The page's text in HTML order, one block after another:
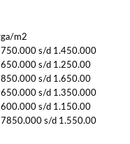
m2
750.000 s/d 1.450.000
650.000 s/d 1.250.00
850.000 s/d 1.650.00
650.000 s/d 1.350.000
600.000 s/d 1.150.00
7850.000 s/d 1.550.00
Ukuran
4×6
Jakarta
February